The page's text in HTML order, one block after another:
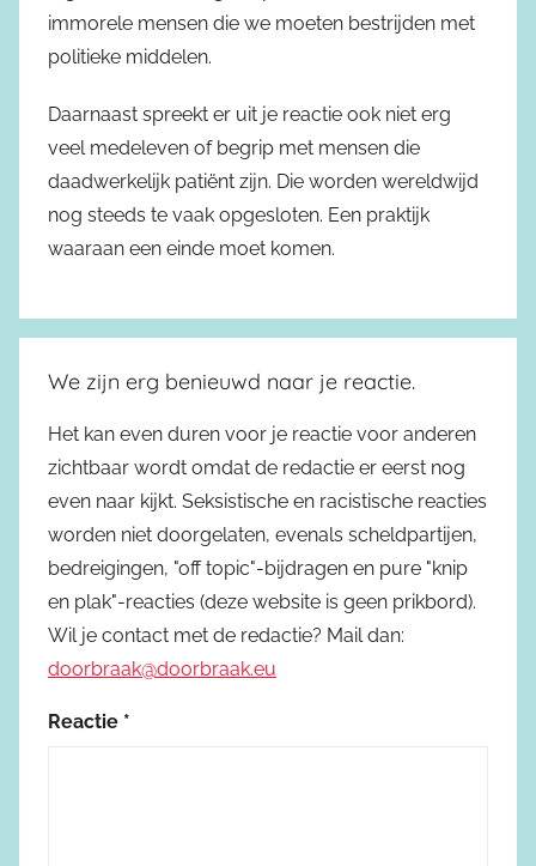
immorele mensen die we moeten bestrijden met
politieke middelen.
Daarnaast spreekt er uit je reactie ook niet erg
veel medeleven of begrip met mensen die
daadwerkelijk patiënt zijn. Die worden wereldwijd
nog steeds te vaak opgesloten. Een praktijk
waaraan een einde moet komen.
We zijn erg benieuwd naar je reactie.
Het kan even duren voor je reactie voor anderen
zichtbaar wordt omdat de redactie er eerst nog
even naar kijkt. Seksistische en racistische reacties
worden niet doorgelaten, evenals scheldpartijen,
bedreigingen, "off topic"-bijdragen en pure "knip
en plak"-reacties (deze website is geen prikbord).
Wil je contact met de redactie? Mail dan:
doorbraak@doorbraak.eu
Reactie *